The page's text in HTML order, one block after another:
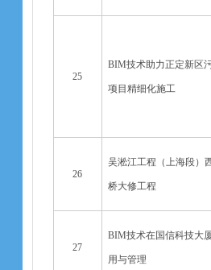
25
BIM技术助力正定新区
项目精细化施工
26
吴淞江工程（上海段）
桥大修工程
27
BIM技术在国信科技大
用与管理